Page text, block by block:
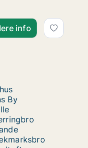
til salg i 9500 Hobro,
info
By